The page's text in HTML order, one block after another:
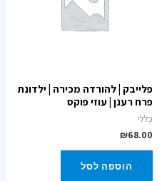
פלייבק | להורדה מכירה | ילדונת
פרח רענן | עוזי פוקס
כללי
₪68.00
הוספה לסל